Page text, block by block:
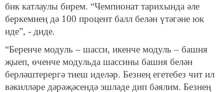
бик катлаулы бирем. “Чемпионат тарихында әле
беркемнең дә 100 процент балл белән үтәгәне юк
иде”, - диде.
“Беренче модуль – шасси, икенче модуль – башня
җыеп, өченче модульда шассины башня белән
берләштерергә тиеш иделәр. Безнең егетебез чит ил
вәкилләре дәрәҗәсендә эшләде дип бәялим. Безнең